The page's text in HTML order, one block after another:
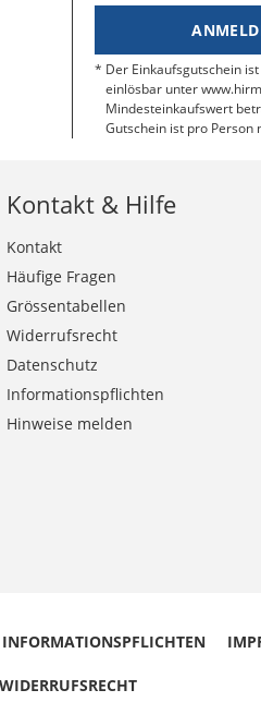
Der Einkaufsgutschein
einlösbar unter
Mindesteinkaufswert
Gutschein ist pro Person
Kontakt & Hilfe
Kontakt
Häufige Fragen
Grössentabellen
Widerrufsrecht
Datenschutz
Informationspflichten
Hinweise melden
INFORMATIONSPFLICHTEN
WIDERRUFSRECHT